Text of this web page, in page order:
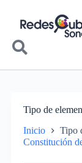
Tipo de
Inicio
Tipo
Constitución